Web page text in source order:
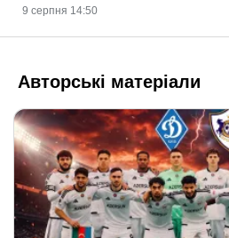
9 серпня 14:50
Авторські матеріали